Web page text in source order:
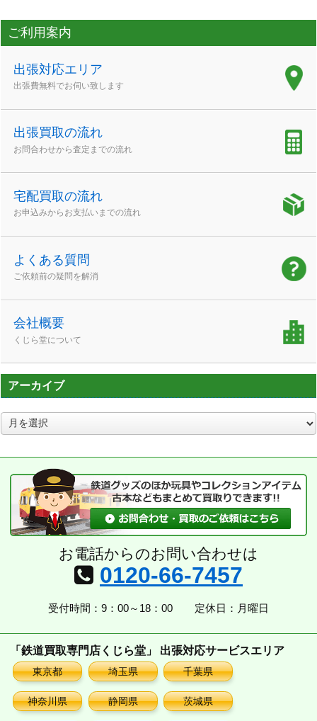
ご利用案内
出張対応エリア
出張費無料でお伺い致します
出張買取の流れ
お問合わせから査定までの流れ
宅配買取の流れ
お申込みからお支払いまでの流れ
よくある質問
ご依頼前の疑問を解消
会社概要
くじら堂について
アーカイブ
ア
ー
ブ
お電話からのお問い合わせは
0120-66-7457
受付時間：9：00～18：00 定休日：月曜日
「鉄道買取専門店くじら堂」 出張対応サービスエリア
東京都 埼玉県 千葉県
神奈川県 静岡県 茨城県